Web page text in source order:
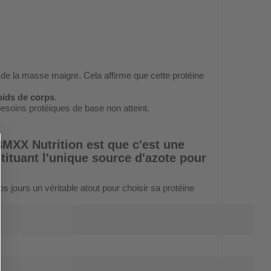
la masse maigre. Cela affirme que cette protéine
de corps.
protéiques de base non atteint.
Nutrition est que c'est une
l'unique source d'azote pour
jours un véritable atout pour choisir sa protéine